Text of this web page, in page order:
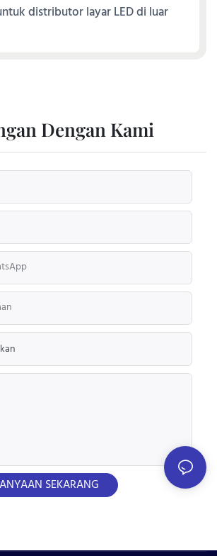
distributor layar LED di luar
Dengan Kami
SEKARANG